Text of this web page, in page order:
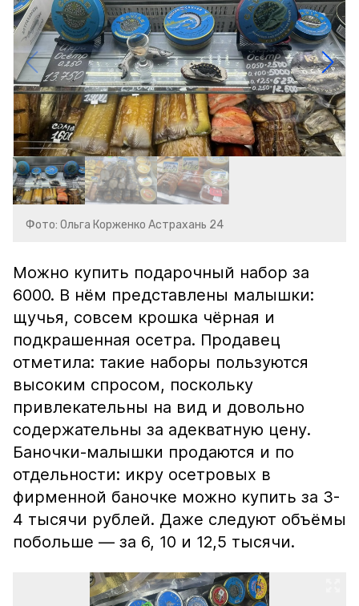
Фото: Ольга Корженко Астрахань 24
Можно купить подарочный набор за
6000. В нём представлены малышки:
щучья, совсем крошка чёрная и
подкрашенная осетра. Продавец
отметила: такие наборы пользуются
высоким спросом, поскольку
привлекательны на вид и довольно
содержательны за адекватную цену.
Баночки-малышки продаются и по
отдельности: икру осетровых в
фирменной баночке можно купить за 3-
4 тысячи рублей. Даже следуют объёмы
побольше — за 6, 10 и 12,5 тысячи.